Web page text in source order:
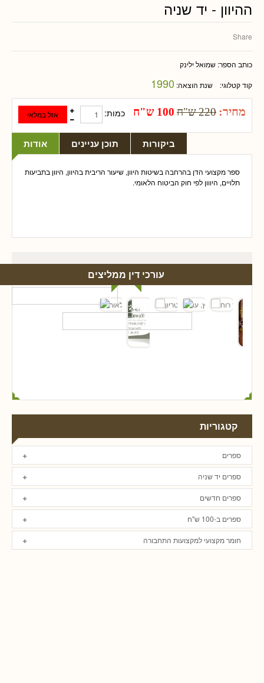
ההיוון - יד שניה
Share
כותב הספר: שמואל ילינק
קוד קטלוגי: שנת הוצאה: 1990
מחיר: 220 ש"ח 100 ש"ח כמות:
אודות תוכן עניינים ביקורות
ספר מקצועי הדן בהרחבה בשיטות היוון, שיעור הריבית בהיוון, היוון בתביעות
תלויים, היווון לפי חוק הביטוח הלאומי.
עורכי דין ממליצים
קטגוריות
ספרים
ספרים יד שניה
ספרים חדשים
ספרים ב-100 ש"ח
חומר מקצועי למקצועות התחבורה